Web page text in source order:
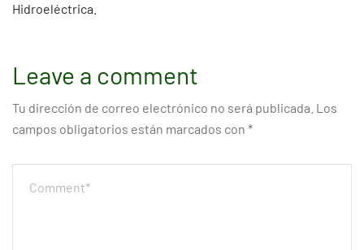
Hidroeléctrica.
Leave a comment
Tu dirección de correo electrónico no será publicada. Los
campos obligatorios están marcados con *